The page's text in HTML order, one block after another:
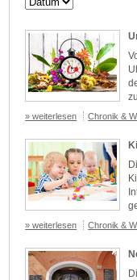
» weiterlesen Chronik &
» weiterlesen Chronik &